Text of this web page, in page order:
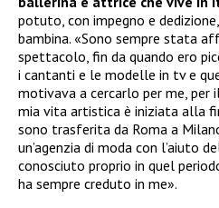
potuto, con impegno e
bambina. «Sono sempre stata
spettacolo, fin da quando ero
i cantanti e le modelle in tv e
motivava a cercarlo per me, per
mia vita artistica è iniziata alla
sono trasferita da Roma a
un’agenzia di moda con l’aiuto
conosciuto proprio in quel
ha sempre creduto in me».